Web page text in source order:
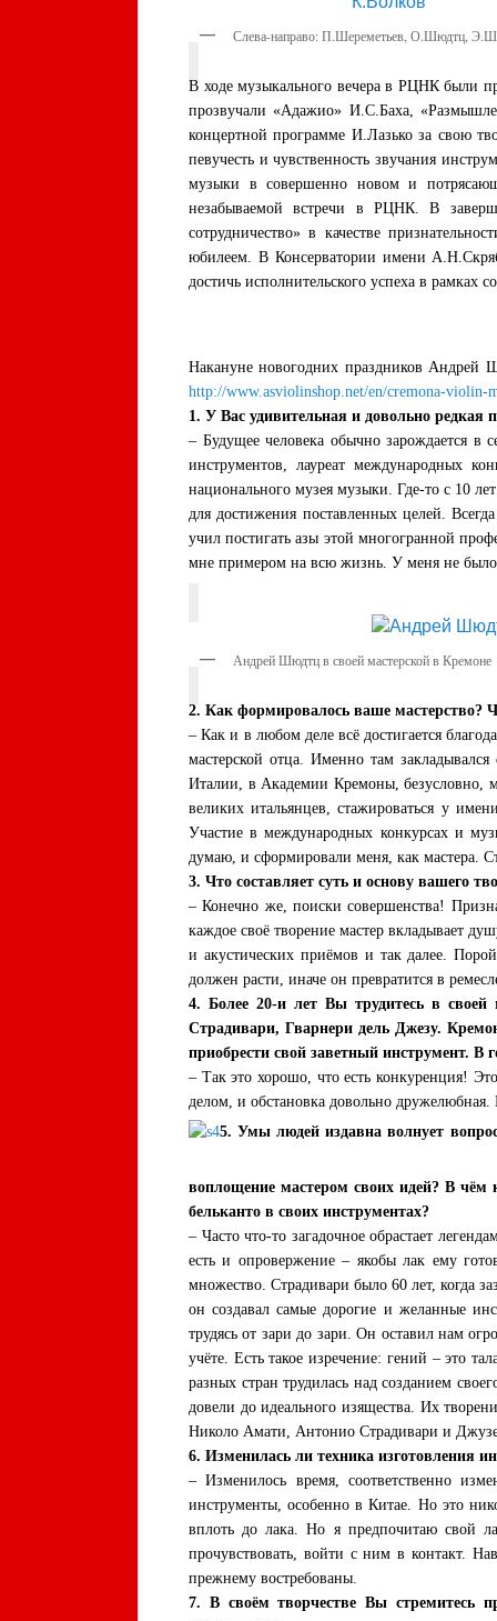
Слева-направо: П.Шереметьев, О.Шюдтц,
В ходе музыкального вечера в РЦНК были
прозвучали «Адажио» И.С.Баха,
концертной программе И.Лазько за свою
певучесть и чувственность звучания
музыки в совершенно новом и
незабываемой встречи в РЦНК. В
сотрудничество» в качестве
юбилеем. В Консерватории имени
достичь исполнительского успеха в рамках
Накануне новогодних праздников Андрей
http://www.asviolinshop.net/en/cremona-violin-
1. У Вас удивительная и довольно
– Будущее человека обычно зарождается
инструментов, лауреат международных
национального музея музыки. Где-то с 10
для достижения поставленных целей.
учил постигать азы этой многогранной
мне примером на всю жизнь. У меня не
Андрей Шюдтц в своей мастерской в Кремоне
2. Как формировалось ваше мастерство?
– Как и в любом деле всё достигается
мастерской отца. Именно там
Италии, в Академии Кремоны, безусловно,
великих итальянцев, стажироваться у
Участие в международных конкурсах и
думаю, и сформировали меня, как мастера.
3. Что составляет суть и основу вашего
– Конечно же, поиски совершенства!
каждое своё творение мастер вкладывает
и акустических приёмов и так далее.
должен расти, иначе он превратится в
4. Более 20-и лет Вы трудитесь в своей
Страдивари, Гварнери дель Джезу.
приобрести свой заветный инструмент. В
– Так это хорошо, что есть конкуренция!
делом, и обстановка довольно
5. Умы людей издавна волнует вопрос
воплощение мастером своих идей? В чём
бельканто в своих инструментах?
– Часто что-то загадочное обрастает
есть и опровержение – якобы лак ему
множество. Страдивари было 60 лет, когда
он создавал самые дорогие и желанные
трудясь от зари до зари. Он оставил нам
учёте. Есть такое изречение: гений – это
разных стран трудилась над созданием
довели до идеального изящества. Их
Николо Амати, Антонио Страдивари и
6. Изменилась ли техника изготовления
– Изменилось время, соответственно
инструменты, особенно в Китае. Но это
вплоть до лака. Но я предпочитаю свой
прочувствовать, войти с ним в контакт.
прежнему востребованы.
7. В своём творчестве Вы стремитесь